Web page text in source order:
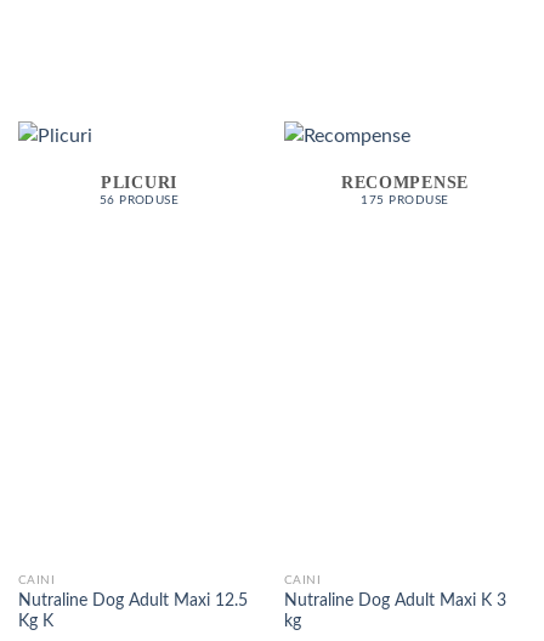
PLICURI
56 PRODUSE
RECOMPENSE
175 PRODUSE
CAINI
Nutraline Dog Adult Maxi 12.5
Kg K
CAINI
Nutraline Dog Adult Maxi K 3
kg